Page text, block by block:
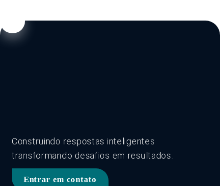
Construindo respostas inteligentes
transformando desafios em resultados.
Entrar em contato